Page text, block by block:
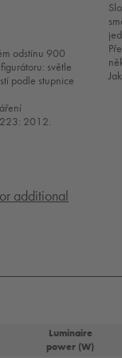
odstínu 900
světle
podle stupnice
2012.
additional
Luminaire
power (W)